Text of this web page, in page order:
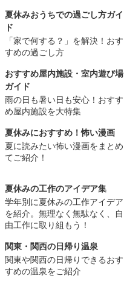
夏休みおうちでの過ごし方ガイ
ド
「家で何する？」を解決！おす
すめの過ごし方
おすすめ屋内施設・室内遊び場
ガイド
雨の日も暑い日も安心！おすす
め屋内施設を大特集
夏休みにおすすめ！怖い漫画
夏に読みたい怖い漫画をまとめ
てご紹介！
夏休みの工作のアイデア集
学年別に夏休みの工作アイデア
を紹介。無理なく無駄なく、自
由工作に取り組もう！
関東・関西の日帰り温泉
関東や関西の日帰りできるおす
すめの温泉をご紹介